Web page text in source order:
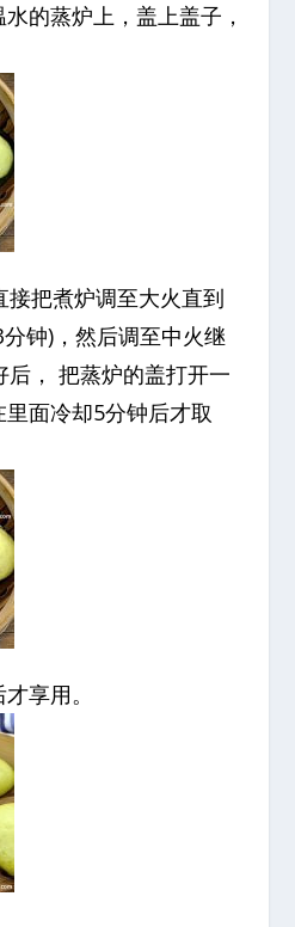
的蒸炉上，盖上盖子，
接把煮炉调至大火直到
钟)，然后调至中火继
后， 把蒸炉的盖打开一
面冷却5分钟后才取
享用。